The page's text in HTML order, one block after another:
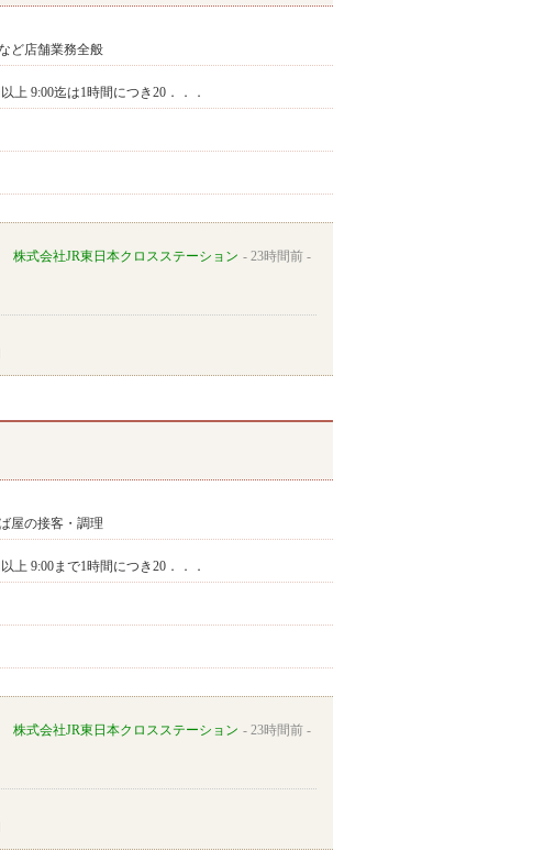
ど店舗業務全般
上 9:00迄は1時間につき20．．．
株式会社JR東日本クロスステーション 23時間前
屋の接客・調理
上 9:00まで1時間につき20．．．
株式会社JR東日本クロスステーション 23時間前